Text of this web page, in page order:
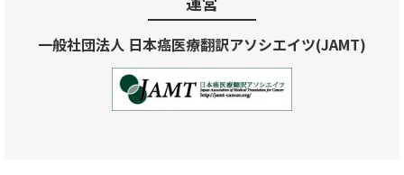
一般社団法人 日本癌医療翻訳アソシエイツ(JAMT)